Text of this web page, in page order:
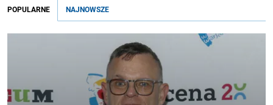
POPULARNE NAJNOWSZE